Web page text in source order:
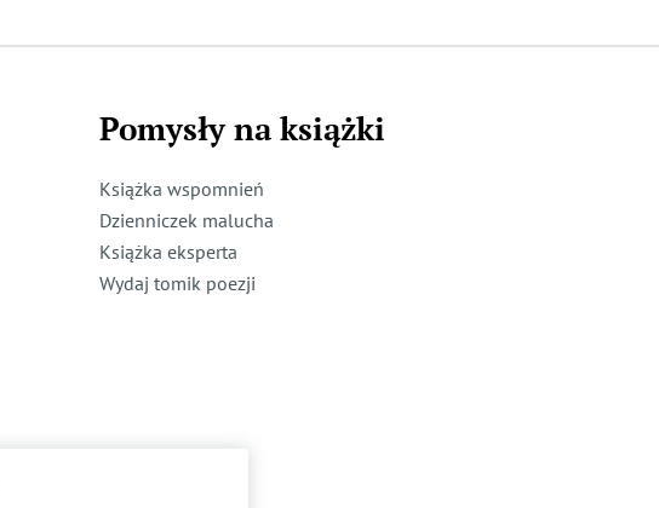
Pomysły na książki
Książka wspomnień
Dzienniczek malucha
Książka eksperta
Wydaj tomik poezji